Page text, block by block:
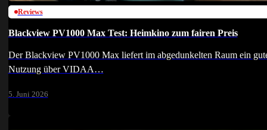
Reviews
Blackview PV1000 Max Test: Heimkino zum fairen Preis
Der Blackview PV1000 Max liefert im abgedunkelten Raum ein
Nutzung über VIDAA…
5. Juni 2026